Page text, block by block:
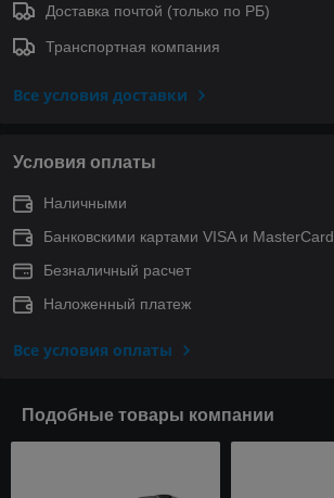
Доставка почтой (только по РБ)
Транспортная компания
Все условия доставки
Условия оплаты
Наличными
Банковскими картами VISA и MasterCard
Безналичный расчет
Наложенный платеж
Все условия оплаты
Подобные товары компании